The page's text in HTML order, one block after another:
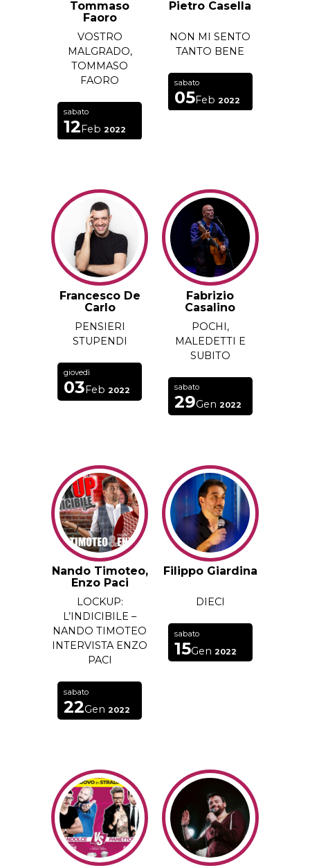
Tommaso
Faoro
VOSTRO
MALGRADO,
TOMMASO
FAORO
sabato
12 Feb 2022
Pietro Casella
NON MI SENTO
TANTO BENE
sabato
05Feb 2022
Francesco De
Carlo
PENSIERI
STUPENDI
giovedì
03 Feb 2022
Fabrizio
Casalino
POCHI,
MALEDETTI E
SUBITO
sabato
29Gen 2022
Nando Timoteo,
Enzo Paci
LOCKUP:
L’INDICIBILE –
NANDO TIMOTEO
INTERVISTA ENZO
PACI
sabato
22Gen 2022
Filippo Giardina
DIECI
sabato
15Gen 2022